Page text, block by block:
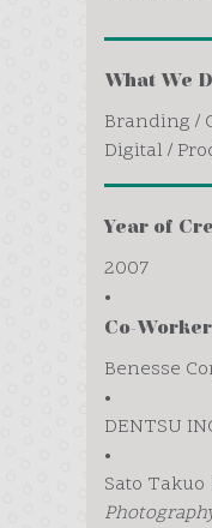
What We
Branding
Digital
Year of
2007
Co-
Benesse
•
DENTSU
•
Sato